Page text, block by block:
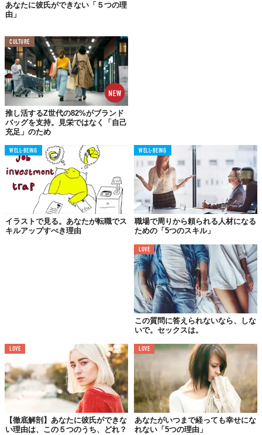
あなたに彼氏ができない「５つの理
由」
CULTURE
推し活するZ世代の82%がブランド
バッグを支持。見栄ではなく「自己
充足」のため
WELL-BEING
イラストで見る。あなたが転職でス
キルアップすべき理由
WELL-BEING
職場で周りから頼られる人材になる
ための「5つのスキル」
LOVE
この質問に答えられないなら、しな
いで。セックスは。
LOVE
【徹底解剖】あなたに彼氏ができな
い理由は、この５つのうち、どれ？
LOVE
あなたがいつまで経っても幸せにな
れない「5つの理由」